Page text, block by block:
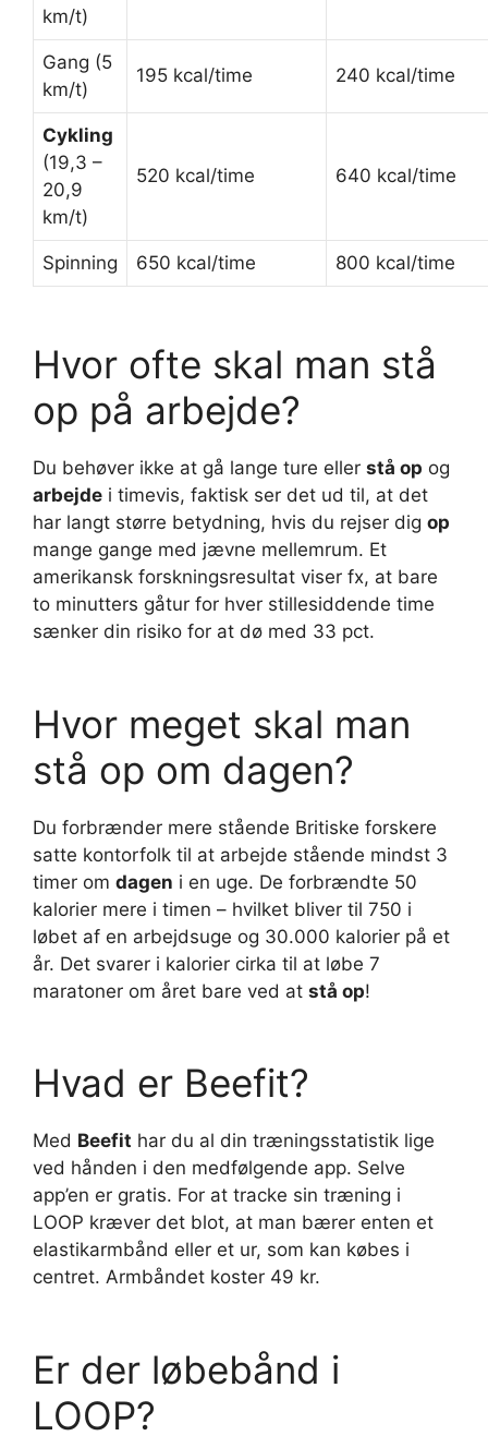
km/t)
Gang (5
km/t)
195 kcal/time 240 kcal/time
Cykling
(19,3 –
20,9
km/t)
520 kcal/time 640 kcal/time
Spinning 650 kcal/time 800 kcal/time
Hvor ofte skal man stå
op på arbejde?
Du behøver ikke at gå lange ture eller stå op og
arbejde i timevis, faktisk ser det ud til, at det
har langt større betydning, hvis du rejser dig op
mange gange med jævne mellemrum. Et
amerikansk forskningsresultat viser fx, at bare
to minutters gåtur for hver stillesiddende time
sænker din risiko for at dø med 33 pct.
Hvor meget skal man
stå op om dagen?
Du forbrænder mere stående Britiske forskere
satte kontorfolk til at arbejde stående mindst 3
timer om dagen i en uge. De forbrændte 50
kalorier mere i timen – hvilket bliver til 750 i
løbet af en arbejdsuge og 30.000 kalorier på et
år. Det svarer i kalorier cirka til at løbe 7
maratoner om året bare ved at stå op!
Hvad er Beefit?
Med Beefit har du al din træningsstatistik lige
ved hånden i den medfølgende app. Selve
app’en er gratis. For at tracke sin træning i
LOOP kræver det blot, at man bærer enten et
elastikarmbånd eller et ur, som kan købes i
centret. Armbåndet koster 49 kr.
Er der løbebånd i
LOOP?